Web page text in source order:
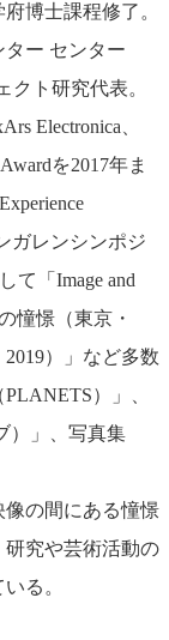
博士課程修了。
ー センター
クト研究代表。
Electronica、
を2017年ま
ガレンシンポジ
て「Image and
憧憬（東京・
）」など多数
）」、
）」、写真集
像の間にある憧憬
究や芸術活動の
る。